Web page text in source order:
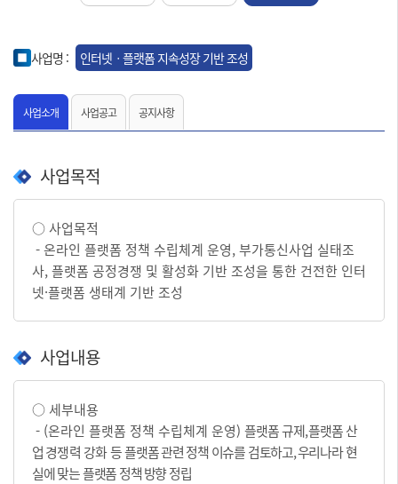
사업명 : 인터넷ㆍ플랫폼 지속성장 기반 조성
사업소개 사업공고 공지사항
사업목적
○ 사업목적
- 온라인 플랫폼 정책 수립체계 운영, 부가통신사업 실태조
사, 플랫폼 공정경쟁 및 활성화 기반 조성을 통한 건전한 인터
넷·플랫폼 생태계 기반 조성
사업내용
○ 세부내용
- (온라인 플랫폼 정책 수립체계 운영) 플랫폼 규제,플랫폼 산
업경쟁력 강화등플랫폼관련 정책 이슈를 검토하고,우리나라 현
실에 맞는 플랫폼 정책방향 정립